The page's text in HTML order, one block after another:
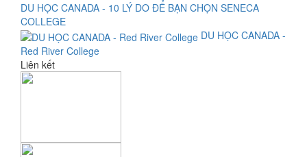
DU HỌC CANADA - 10 LÝ DO ĐỂ BẠN CHỌN SENECA
COLLEGE
DU HỌC CANADA -
Red River College
Liên kết